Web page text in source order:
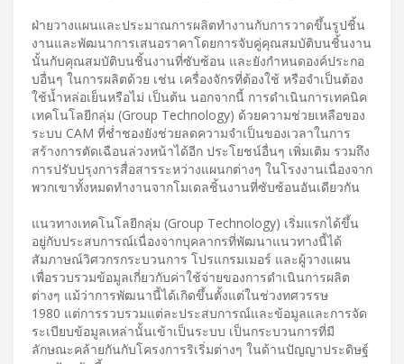
ฝ่ายวางแผนและประมาณการผลิตทำงานกับการวาดขึ้นรูปชิ้น
งานและพัฒนาการเสนอราคาโดยการจับคู่คุณสมบัติบนชิ้นงาน
นั้นกับคุณสมบัติบนชิ้นงานที่ซับซ้อน และยังกำหนดองค์ประกอ
บอื่นๆ ในการผลิตด้วย เช่น เครื่องจักรที่ต้องใช้ หรือจำเป็นต้อง
ใช้น้ำหล่อเย็นหรือไม่ เป็นต้น นอกจากนี้ การดำเนินการเทคนิค
เทคโนโลยีกลุ่ม (Group Technology) ด้วยความช่วยเหลือของ
ระบบ CAM ที่ช่ำชองยังช่วยลดความจำเป็นของเวลาในการ
สร้างการตัดเฉือนล่วงหน้าได้อีก ประโยชน์อื่นๆ เพิ่มเติม รวมถึง
การปรับปรุงการสื่อสารระหว่างแผนกต่างๆ ในโรงงานเนื่องจาก
พวกเขาทั้งหมดทำงานจากโมเดลชิ้นงานที่ซับซ้อนอันเดียวกัน
แนวทางเทคโนโลยีกลุ่ม (Group Technology) เริ่มแรกได้ขึ้น
อยู่กับประสบการณ์เนื่องจากบุคลากรที่พัฒนาแนวทางนี้ได้
สัมภาษณ์วิศวกรกระบวนการ โปรแกรมเมอร์ และผู้วางแผน
เพื่อรวบรวมข้อมูลเกี่ยวกับค่าใช้จ่ายของการดำเนินการผลิต
ต่างๆ แม้ว่าการพัฒนานี้ได้เกิดขึ้นตั้งแต่ในช่วงทศวรรษ
1980 แต่การรวบรวมแต่ละประสบการณ์และข้อมูลและการจัด
ระเบียบข้อมูลเหล่านั้นเข้าเป็นระบบ เป็นกระบวนการที่มี
ลักษณะคล้ายกันกับโครงการริเริ่มต่างๆ ในด้านปัญญาประดิษฐ์